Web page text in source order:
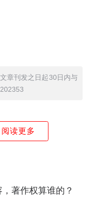
章刊发之日起30日内与
读更多
著作权算谁的？